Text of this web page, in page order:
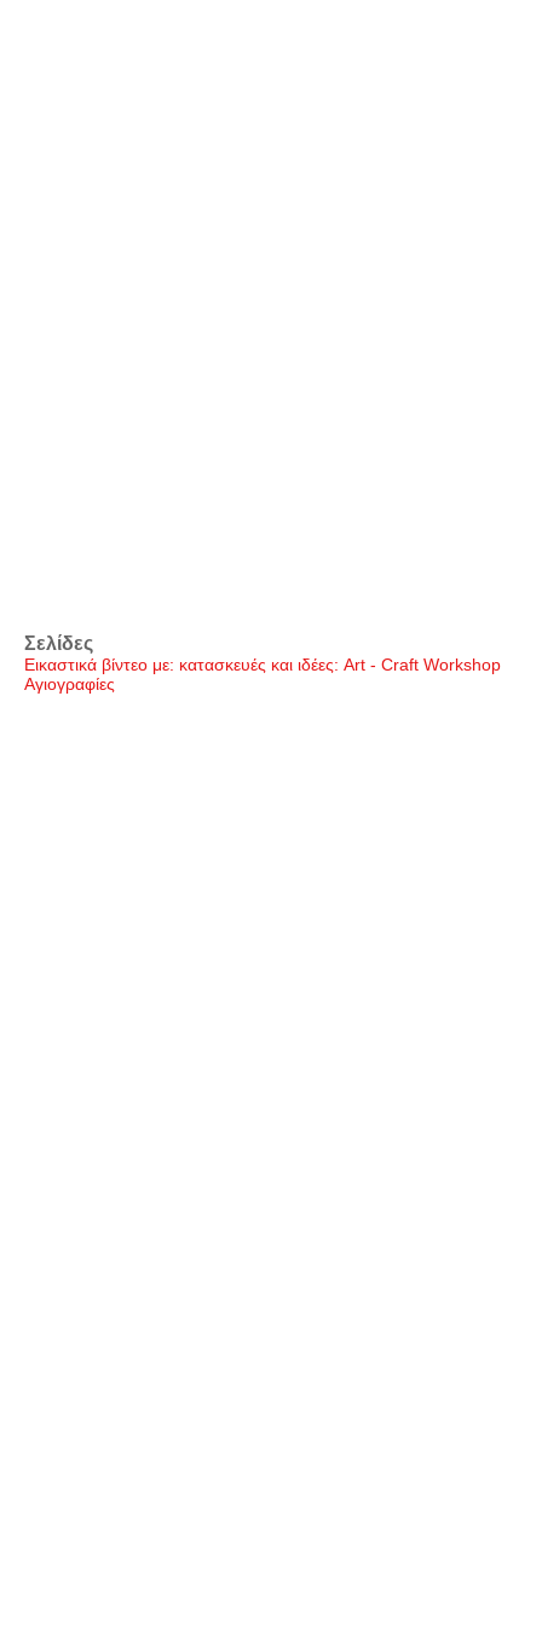
Σελίδες
Εικαστικά βίντεο με: κατασκευές και ιδέες: Art - Craft Workshop
Αγιογραφίες